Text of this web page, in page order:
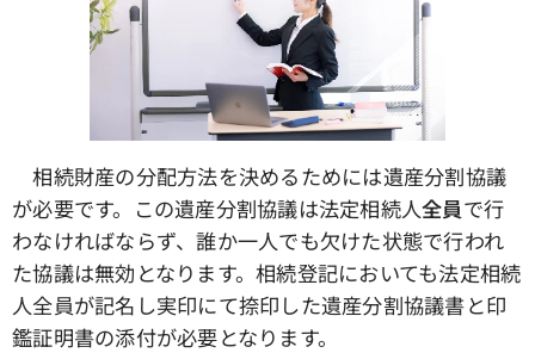
相続財産の分配方法を決めるためには遺産分割協議
が必要です。この遺産分割協議は法定相続人全員で行
わなければならず、誰か一人でも欠けた状態で行われ
た協議は無効となります。相続登記においても法定相続
人全員が記名し実印にて捺印した遺産分割協議書と印
鑑証明書の添付が必要となります。